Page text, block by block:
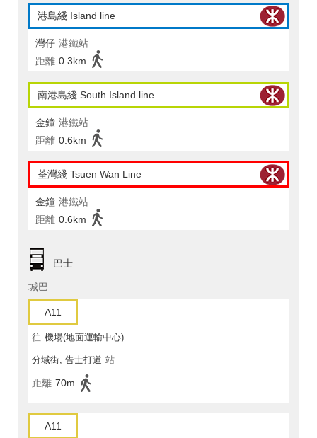
港島綫 Island line
灣仔 港鐵站
距離 0.3km
南港島綫 South Island line
金鐘 港鐵站
距離 0.6km
荃灣綫 Tsuen Wan Line
金鐘 港鐵站
距離 0.6km
巴士
城巴
A11
往 機場(地面運輸中心)
分域街, 告士打道 站
距離 70m
A11